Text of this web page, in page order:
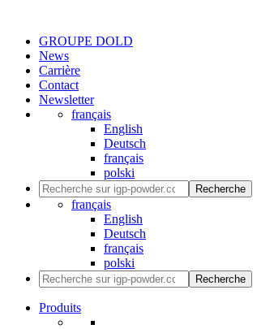
GROUPE DOLD
News
Carrière
Contact
Newsletter
français
English
Deutsch
français
polski
Recherche
français
English
Deutsch
français
polski
Recherche
Produits